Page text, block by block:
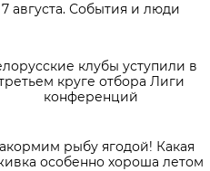
7 августа. События и люди
клубы уступили в
круге отбора Лиги
конференций
рыбу ягодой! Какая
особенно хороша летом